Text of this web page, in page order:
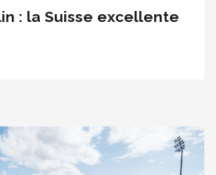
: la Suisse excellente